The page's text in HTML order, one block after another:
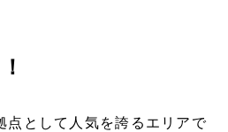
点として人気を誇るエリアで